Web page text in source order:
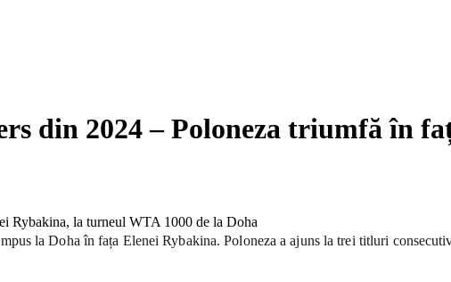
din 2024 – Poloneza triumfă în
la Doha în fața Elenei Rybakina. Poloneza a ajuns la trei titluri